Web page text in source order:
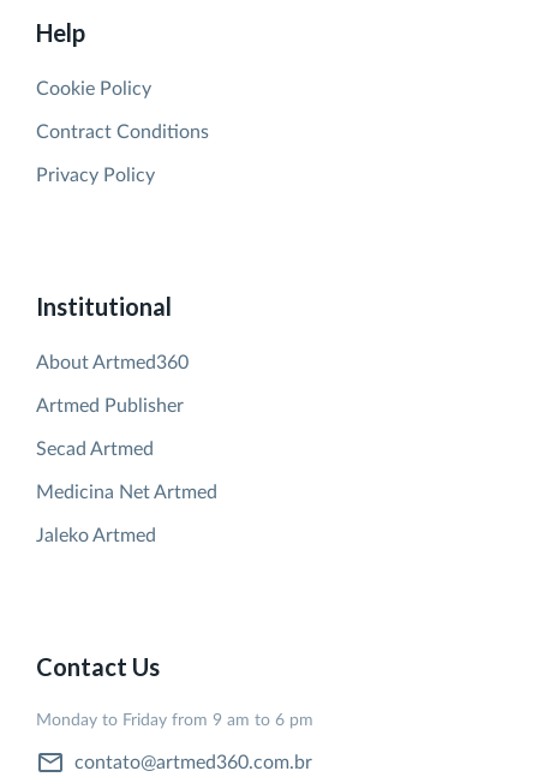
Institutional
About Artmed360
Artmed Publisher
Secad Artmed
Medicina Net Artmed
Jaleko Artmed
Help
Cookie Policy
Contract Conditions
Privacy Policy
Contact Us
Monday to Friday from 9 am to 6 pm
contato@artmed360.com.br